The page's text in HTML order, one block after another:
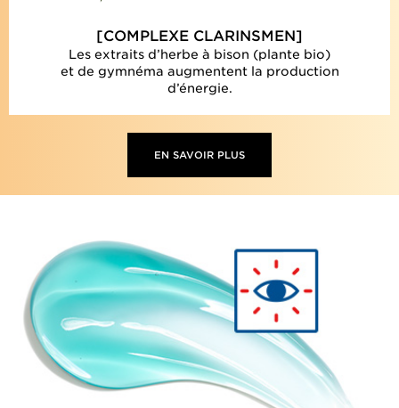
[COMPLEXE CLARINSMEN]
Les extraits d’herbe à bison (plante bio)
et de gymnéma augmentent la production
d’énergie.
EN SAVOIR PLUS